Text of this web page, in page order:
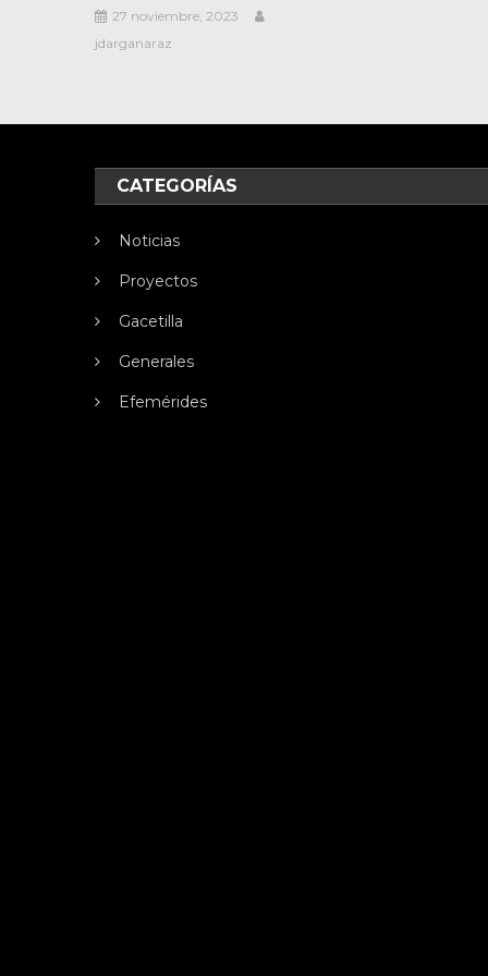
27 noviembre, 2023
jdarganaraz
CATEGORÍAS
Noticias
Proyectos
Gacetilla
Generales
Efemérides